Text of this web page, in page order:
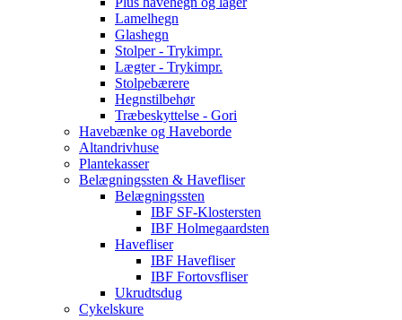
Lamelhegn
Glashegn
Stolper - Trykimpr.
Lægter - Trykimpr.
Stolpebærere
Hegnstilbehør
Træbeskyttelse - Gori
Havebænke og Haveborde
Altandrivhuse
Plantekasser
Belægningssten & Havefliser
Belægningssten
IBF SF-Klostersten
IBF Holmegaardsten
Havefliser
IBF Havefliser
IBF Fortovsfliser
Ukrudtsdug
Cykelskure